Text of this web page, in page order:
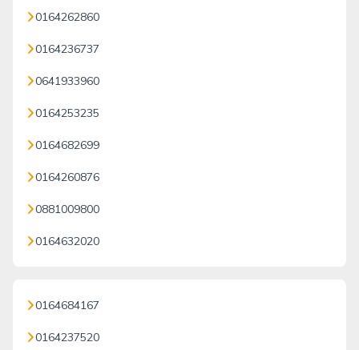
0164262860
0164236737
0641933960
0164253235
0164682699
0164260876
0881009800
0164632020
0164684167
0164237520